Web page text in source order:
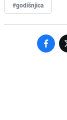
#godišnjica